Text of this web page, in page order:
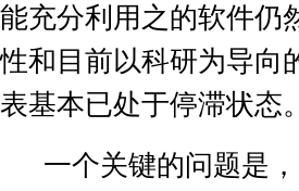
能充分利用之的软件仍
性和目前以科研为导向
表基本已处于停滞状态。
一个关键的问题是